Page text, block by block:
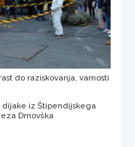
do raziskovanja, varnosti
iz Štipendijskega
Drnovška